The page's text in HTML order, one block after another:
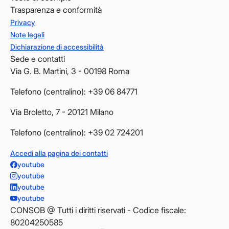
Trasparenza e conformità
Privacy
Note legali
Dichiarazione di accessibilità
Sede e contatti
Via G. B. Martini, 3 - 00198 Roma
Telefono (centralino): +39 06 84771
Via Broletto, 7 - 20121 Milano
Telefono (centralino): +39 02 724201
Accedi alla pagina dei contatti
youtube
youtube
youtube
youtube
CONSOB @ Tutti i diritti riservati - Codice fiscale:
80204250585